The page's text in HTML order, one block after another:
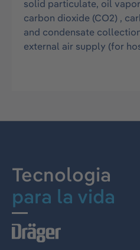
solid particulate, oil
carbon dioxide (CO2) ,
and condensate
external air supply (for
Tecnologia
para la vida